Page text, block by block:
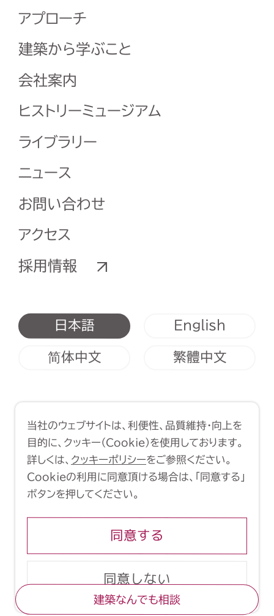
建築なんでも相談
アプローチ
建築から学ぶこと
会社案内
ヒストリーミュージアム
ライブラリー
ニュース
お問い合わせ
アクセス
採用情報
日本語 English
简体中文 繁體中文
Copyright (C) 1998-2026 Yasui
Architects & Engineers, Inc.
当社のウェブサイトは、利便性、品質維持・向上を
目的に、クッキー（Cookie）を使用しております。
詳しくは、 クッキーポリシーをご参照ください。
Cookieの利用に同意頂ける場合は、「同意する」
ボタンを押してください。
同意する
同意しない